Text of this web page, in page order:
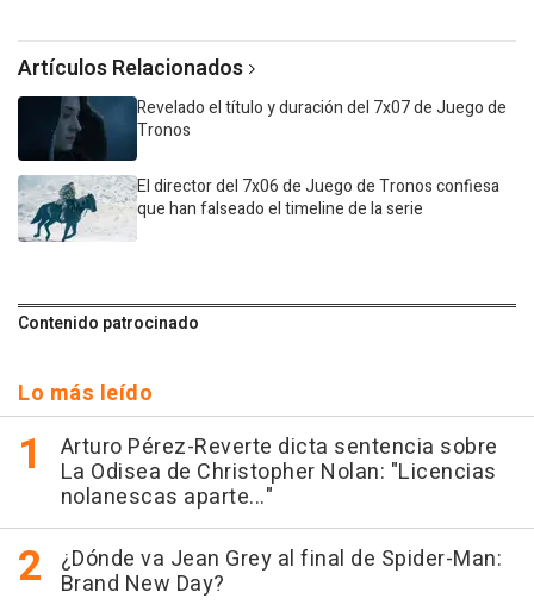
Artículos Relacionados
Revelado el título y duración del 7x07 de Juego de
Tronos
El director del 7x06 de Juego de Tronos confiesa
que han falseado el timeline de la serie
Contenido patrocinado
Lo más leído
Arturo Pérez-Reverte dicta sentencia sobre
La Odisea de Christopher Nolan: "Licencias
nolanescas aparte..."
¿Dónde va Jean Grey al final de Spider-Man:
Brand New Day?